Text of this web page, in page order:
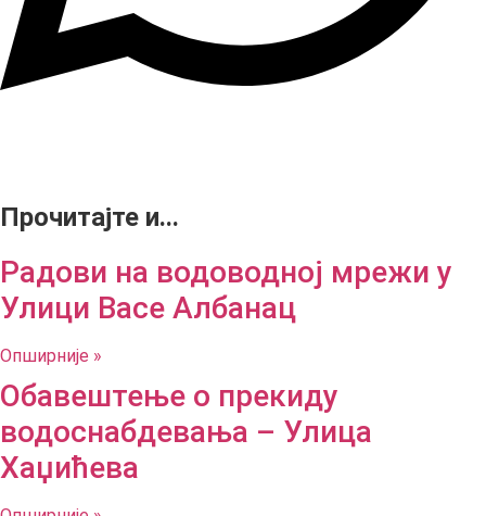
Прочитајте и...
Радови на водоводној мрежи у
Улици Васе Албанац
Опширније »
Обавештење о прекиду
водоснабдевања – Улица
Хаџићева